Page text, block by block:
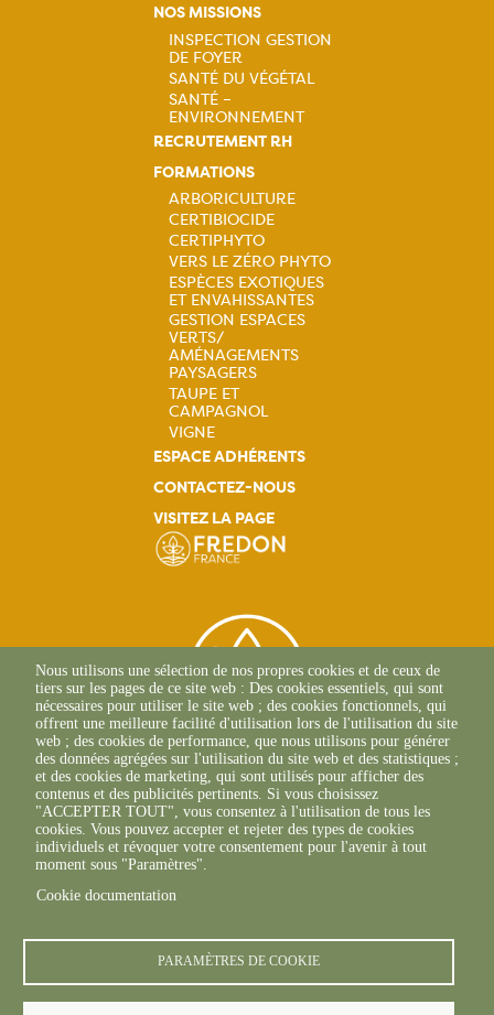
NOS MISSIONS
Navigation
principale
INSPECTION GESTION
DE FOYER
SANTÉ DU VÉGÉTAL
SANTÉ –
ENVIRONNEMENT
RECRUTEMENT RH
FORMATIONS
Navigation
principale
ARBORICULTURE
CERTIBIOCIDE
CERTIPHYTO
VERS LE ZÉRO PHYTO
ESPÈCES EXOTIQUES
ET ENVAHISSANTES
GESTION ESPACES
VERTS/
AMÉNAGEMENTS
PAYSAGERS
TAUPE ET
CAMPAGNOL
VIGNE
ESPACE ADHÉRENTS
CONTACTEZ-NOUS
VISITEZ LA PAGE
2 Allée Du Lazio
69800 SAINT-PRIEST
+33(0)4 37 43 40 70
footer6content
Nous utilisons une sélection de nos propres cookies et de ceux de
tiers sur les pages de ce site web : Des cookies essentiels, qui sont
nécessaires pour utiliser le site web ; des cookies fonctionnels, qui
offrent une meilleure facilité d'utilisation lors de l'utilisation du site
web ; des cookies de performance, que nous utilisons pour générer
des données agrégées sur l'utilisation du site web et des statistiques ;
et des cookies de marketing, qui sont utilisés pour afficher des
contenus et des publicités pertinents. Si vous choisissez
"ACCEPTER TOUT", vous consentez à l'utilisation de tous les
cookies. Vous pouvez accepter et rejeter des types de cookies
individuels et révoquer votre consentement pour l'avenir à tout
moment sous "Paramètres".
Cookie documentation
PARAMÈTRES DE COOKIE